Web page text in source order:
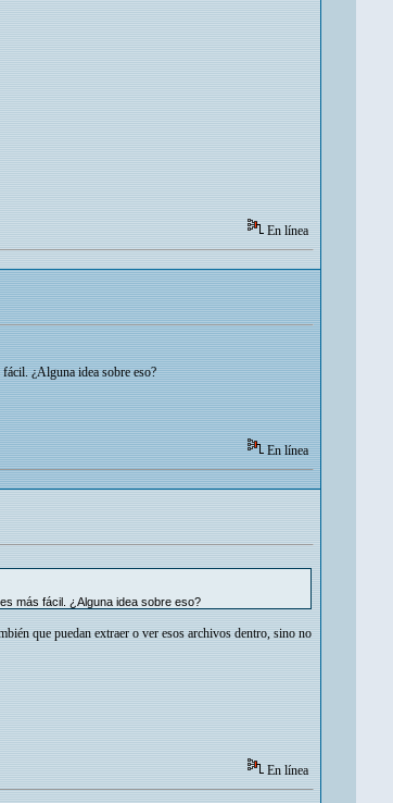
En línea
¿Alguna idea sobre eso?
En línea
más fácil. ¿Alguna idea sobre eso?
que puedan extraer o ver esos archivos dentro, sino no
En línea